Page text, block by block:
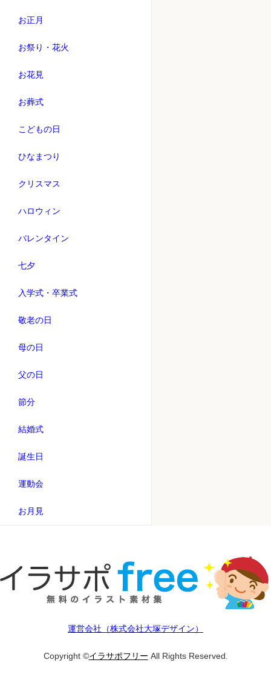
お正月
お祭り・花火
お花見
お葬式
こどもの日
ひなまつり
クリスマス
ハロウィン
バレンタイン
七夕
入学式・卒業式
敬老の日
母の日
父の日
節分
結婚式
誕生日
運動会
お月見
運営会社（株式会社大塚デザイン）
Copyright ©イラサポフリー All Rights Reserved.